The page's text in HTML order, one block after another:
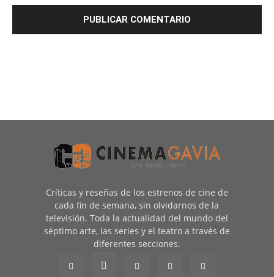
Críticas y reseñas de los estrenos de cine de
cada fin de semana, sin olvidarnos de la
televisión. Toda la actualidad del mundo del
séptimo arte, las series y el teatro a través de
diferentes secciones.